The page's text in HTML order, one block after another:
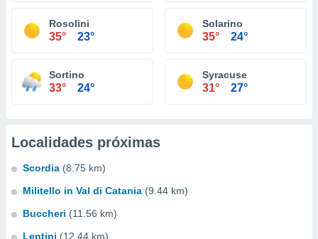
Rosolini
35° 23°
Solarino
35° 24°
Sortino
33° 24°
Syracuse
31° 27°
Localidades próximas
Scordia (8.75 km)
Militello in Val di Catania (9.44 km)
Buccheri (11.56 km)
Lentini (12.44 km)